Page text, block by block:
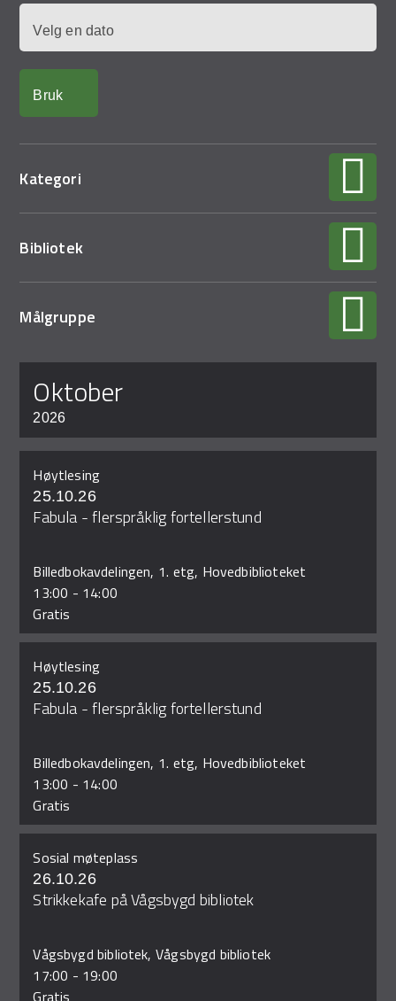
Kategori
Bibliotek
Målgruppe
oktober
2026
Høytlesing
25.10.26
Fabula - flerspråklig fortellerstund
Billedbokavdelingen, 1. etg, Hovedbiblioteket
13:00 - 14:00
Gratis
Høytlesing
25.10.26
Fabula - flerspråklig fortellerstund
Billedbokavdelingen, 1. etg, Hovedbiblioteket
13:00 - 14:00
Gratis
Sosial møteplass
26.10.26
Strikkekafe på Vågsbygd bibliotek
Vågsbygd bibliotek, Vågsbygd bibliotek
17:00 - 19:00
Gratis